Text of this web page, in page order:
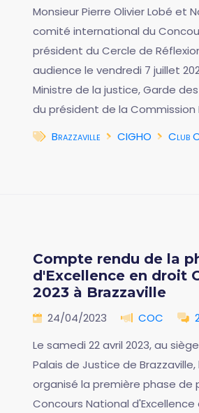
Monsieur Pierre Olivier Lobé et
comité international du
président du Cercle de
audience le vendredi 7 juillet
Ministre de la justice, Garde
du président de la Commission
Brazzaville
CIGHO Club
Compte rendu de la
d'Excellence en droit
2023 à Brazzaville
24/04/2023 COC
Le samedi 22 avril 2023, au
Palais de Justice de
organisé la première phase
Concours National